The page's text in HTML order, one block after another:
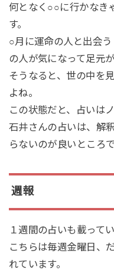
何となく○○に行かなき
す。
○月に運命の人と出会
の人が気になって足元
そうなると、世の中を
よね。
この状態だと、占いは
石井さんの占いは、解
らないのが良いところで
週報
１週間の占いも載ってい
こちらは毎週金曜日、
れています。